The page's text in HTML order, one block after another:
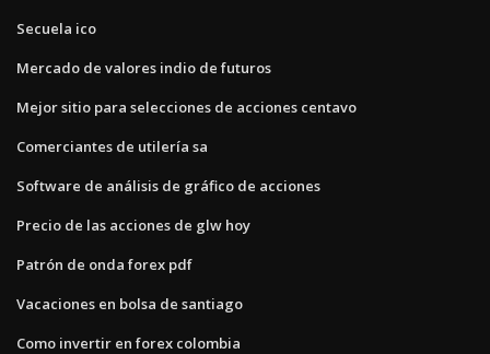
Secuela ico
Mercado de valores indio de futuros
Mejor sitio para selecciones de acciones centavo
Comerciantes de utilería sa
Software de análisis de gráfico de acciones
Precio de las acciones de glw hoy
Patrón de onda forex pdf
Vacaciones en bolsa de santiago
Como invertir en forex colombia